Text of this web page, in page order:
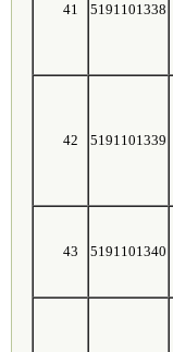
41 5191101338
42 5191101339
43 5191101340